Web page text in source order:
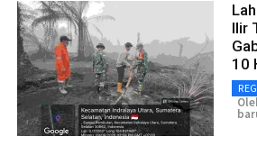
Ilir
10